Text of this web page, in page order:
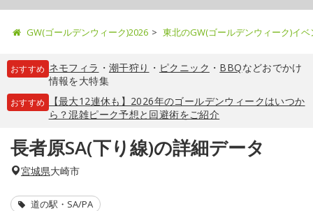
GW(ゴールデンウィーク)2026 東北のGW(ゴールデンウィーク)イ
おすすめ ネモフィラ ・ 潮干狩り ・ ピクニック ・ BBQなどおでかけ
情報を大特集
おすすめ
【最大12連休も】2026年のゴールデンウィークはいつか
ら？混雑ピーク予想と回避術をご紹介
長者原SA(下り線)の詳細データ
宮城県大崎市
道の駅・SA/PA